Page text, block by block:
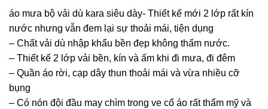
áo mưa bộ vải dù kara siêu dày- Thiết kế mới 2 lớp rất kín
nước nhưng vẫn đem lại sự thoải mái, tiện dụng
– Chất vải dù nhập khẩu bền đẹp không thấm nước.
– Thiết kế 2 lớp vải bền, kín và ấm khi đi mưa, đi đêm
– Quần áo rời, cạp dây thun thoải mái và vừa nhiều cỡ
bụng
– Có nón đội đầu may chìm trong ve cổ áo rất thẩm mỹ và